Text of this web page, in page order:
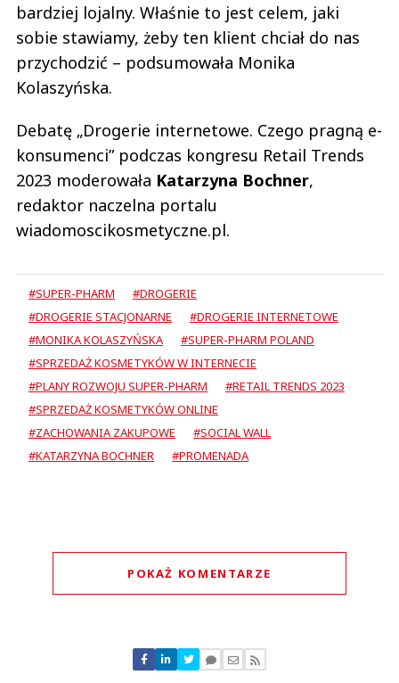
bardziej lojalny. Właśnie to jest celem, jaki
sobie stawiamy, żeby ten klient chciał do nas
przychodzić – podsumowała Monika
Kolaszyńska.
Debatę „Drogerie internetowe. Czego pragną e-
konsumenci” podczas kongresu Retail Trends
2023 moderowała Katarzyna Bochner,
redaktor naczelna portalu
wiadomoscikosmetyczne.pl.
#SUPER-PHARM
#DROGERIE
#DROGERIE STACJONARNE
#DROGERIE INTERNETOWE
#MONIKA KOLASZYŃSKA
#SUPER-PHARM POLAND
#SPRZEDAŻ KOSMETYKÓW W INTERNECIE
#PLANY ROZWOJU SUPER-PHARM
#RETAIL TRENDS 2023
#SPRZEDAŻ KOSMETYKÓW ONLINE
#ZACHOWANIA ZAKUPOWE
#SOCIAL WALL
#KATARZYNA BOCHNER
#PROMENADA
POKAŻ KOMENTARZE
Nie znaleziono komentarzy
Zostaw swoje komentarze